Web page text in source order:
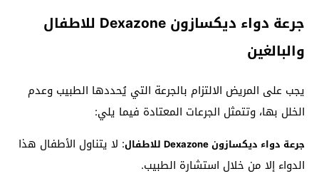
جرعة دواء ديكسازون Dexazone للاطفال
والبالغين
يجب على المريض الالتزام بالجرعة التي يُحددها الطبيب وعدم
الخلل بها، وتتمثل الجرعات المعتادة فيما يلي:
جرعة دواء ديكسازون Dexazone للاطفال
: لا يتناول الأطفال هذا
الدواء إلا من خلال استشارة الطبيب.